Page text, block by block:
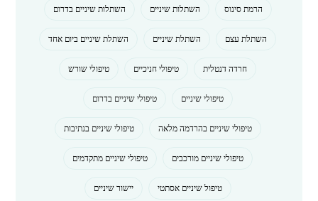
הרמת סינוס
השתלות שיניים
השתלות שיניים בדרום
השתלת עצם
השתלת שיניים
השתלת שיניים ביום אחד
חרדה דנטלית
טיפולי חניכיים
טיפולי שורש
טיפולי שיניים
טיפולי שיניים בדרום
טיפולי שיניים בהרדמה מלאה
טיפולי שיניים בנתיבות
טיפולי שיניים מורכבים
טיפולי שיניים מתקדמים
טיפול שיניים אסתטי
יישור שיניים